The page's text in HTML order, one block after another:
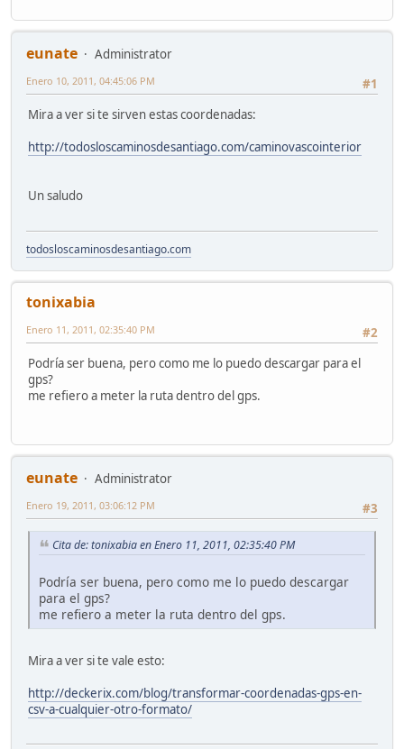
eunate
Administrator
#1
Enero 10, 2011, 04:45:06 PM
Mira a ver si te sirven estas coordenadas:
http://todosloscaminosdesantiago.com/caminovascointerior
Un saludo
todosloscaminosdesantiago.com
tonixabia
#2
Enero 11, 2011, 02:35:40 PM
Podría ser buena, pero como me lo puedo descargar para el
gps?
me refiero a meter la ruta dentro del gps.
eunate
Administrator
#3
Enero 19, 2011, 03:06:12 PM
Cita de: tonixabia en Enero 11, 2011, 02:35:40 PM
Podría ser buena, pero como me lo puedo descargar
para el gps?
me refiero a meter la ruta dentro del gps.
Mira a ver si te vale esto:
http://deckerix.com/blog/transformar-coordenadas-gps-en-
csv-a-cualquier-otro-formato/